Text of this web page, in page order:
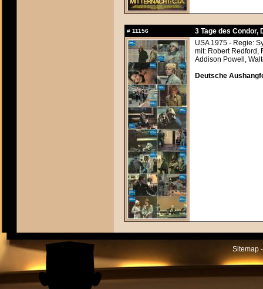
# 11156
3 Tage des Condor,
USA 1975 - Regie:
mit: Robert Redford,
Addison Powell,
Deutsche
Sitemap